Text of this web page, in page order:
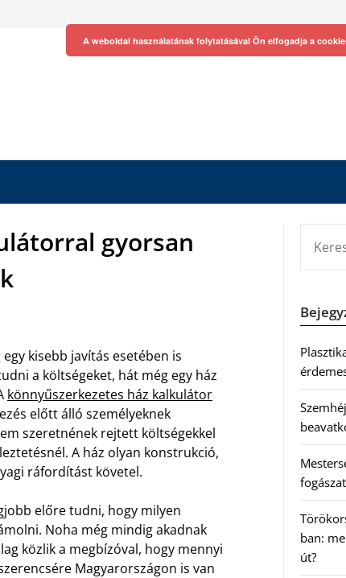
gyorsan
kisebb javítás esetében is
a költségeket, hát még egy ház
könnyűszerkezetes ház kalkulátor
előtt álló személyeknek
szeretnének rejtett költségekkel
A ház olyan konstrukció,
ráfordítást követel.
előre tudni, hogy milyen
Noha még mindig akadnak
közlik a megbízóval, hogy mennyi
Magyarországon is van
ban:
út?
A weboldal használatának folytatásával Ön elfogadja a